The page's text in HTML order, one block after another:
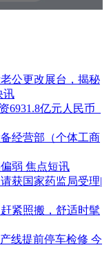
公更改展台，揭秘
讯
6931.8亿元人民币_
经营部（个体工商
弱 焦点短讯
获国家药监局受理|
紧照搬，舒适时髦
线提前停车检修 今